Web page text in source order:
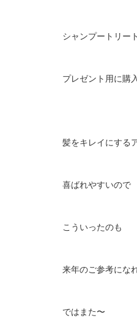
シャンプートリー
プレゼント用に購
髪をキレイにする
喜ばれやすいので
こういったのも
来年のご参考にな
ではまた〜